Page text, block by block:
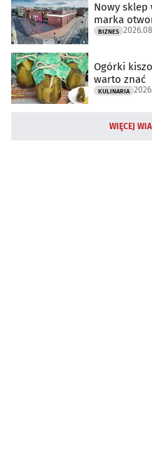
Nowy sklep
marka
BIZNES
Ogórki
warto znać
KULINARIA
WIĘCEJ